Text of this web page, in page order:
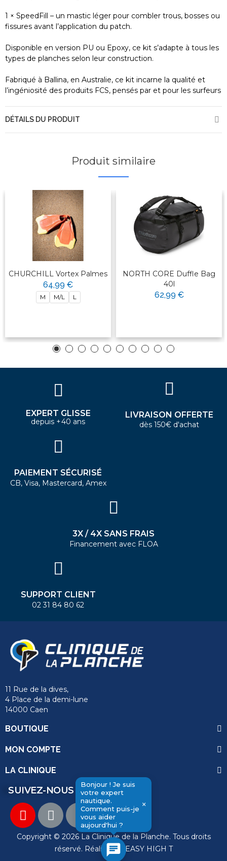
1 × SpeedFill – un mastic léger pour combler trous, bosses ou
fissures avant l’application du patch.
Disponible en version PU ou Epoxy, ce kit s’adapte à tous les
types de planches selon leur construction.
Fabriqué à Ballina, en Australie, ce kit incarne la qualité et
l’ingéniosité des produits FCS, pensés par et pour les surfeurs
DÉTAILS DU PRODUIT
Produit similaire
CHURCHILL Vortex Palmes
64,99 €
M M/L L
NORTH CORE Duffle Bag
40l
62,99 €
Bonjour ! Je suis
votre expert
nautique.
Comment puis-je
vous aider
aujourd'hui ?
×
chat
EXPERT GLISSE
depuis +40 ans
LIVRAISON OFFERTE
dès 150€ d'achat
PAIEMENT SÉCURISÉ
CB, Visa, Mastercard, Amex
3X / 4X SANS FRAIS
Financement avec FLOA
SUPPORT CLIENT
02 31 84 80 62
11 Rue de la dives,
4 Place de la demi-lune
14000 Caen
BOUTIQUE
MON COMPTE
LA CLINIQUE
SUIVEZ-NOUS
Copyright © 2026 La Clinique de la Planche. Tous droits
réservé. Réalisation EASY HIGH T